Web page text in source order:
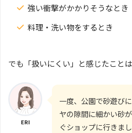
強い衝撃がかかりそうなとき
料理・洗い物をするとき
でも「扱いにくい」と感じたこと
ERI
一度、公園で砂遊び
ヤの隙間に細かい砂
ぐショップに行きまし